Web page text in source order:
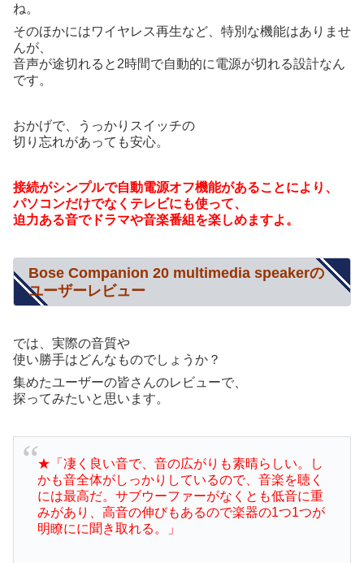
ね。
そのほかにはワイヤレス再生など、特別な機能はありませ
んが、
音声が途切れると2時間で自動的に電源が切れる設計なん
です。
おかげで、うっかりスイッチの
切り忘れがあっても安心。
接続がシンプルで自動電源オフ機能があることにより、
パソコンだけでなくテレビにも使って、
迫力ある音でドラマや音楽番組を楽しめますよ。
Bose Companion 20 multimedia speakerの
ユーザーレビュー
では、実際の音質や
使い勝手はどんなものでしょうか？
集めたユーザーの皆さんのレビューで、
探ってみたいと思います。
★「凄く良い音で、音の広がりも素晴らしい。し
かも音全体がしっかりしているので、音楽を聴く
には最高だ。サブウーファーがなくとも低音に重
みがあり、高音の伸びもあるので楽器の1つ1つが
明瞭にに聞き取れる。」